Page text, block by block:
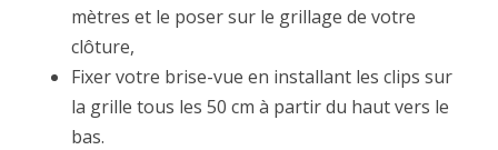
mètres et le poser sur le grillage de votre
clôture,
Fixer votre brise-vue en installant les clips sur
la grille tous les 50 cm à partir du haut vers le
bas.